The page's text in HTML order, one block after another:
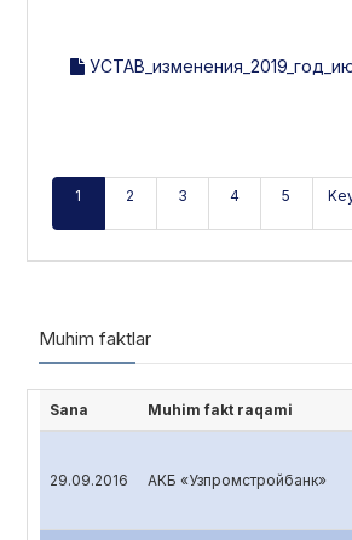
1 2 3 4 5
Muhim faktlar
Sana Muhim fakt raqami
29.09.2016 АКБ «Узпромстройбанк»